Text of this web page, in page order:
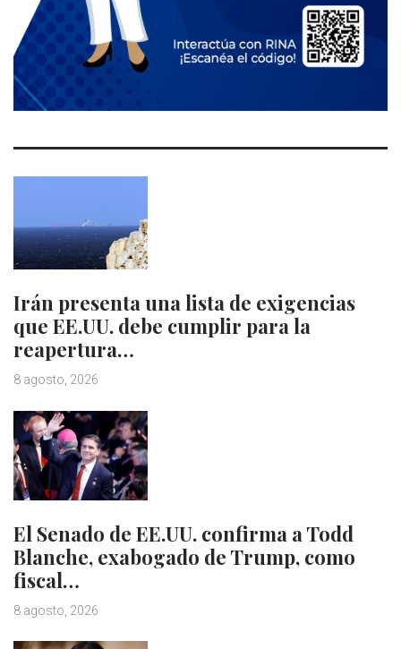
Irán presenta una lista de exigencias
que EE.UU. debe cumplir para la
reapertura…
8 agosto, 2026
El Senado de EE.UU. confirma a Todd
Blanche, exabogado de Trump, como
fiscal…
8 agosto, 2026